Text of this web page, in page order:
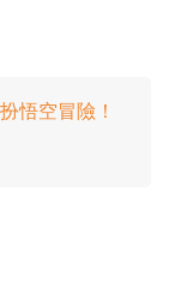
悟空冒險！